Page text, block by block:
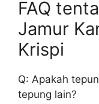
FAQ
Jamur
Krispi
Q: Apakah
tepung lain?